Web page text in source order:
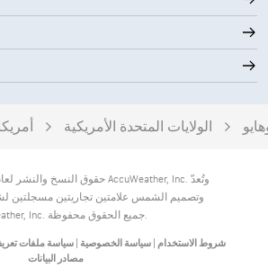
الولايات المتحدة الأمريكية
AccuWeather, Inc. جميع الحقوق محفوظة.
شروط الاستخدام |سياسة الخصوصية |سياسة ملفات
مصادر البيانات